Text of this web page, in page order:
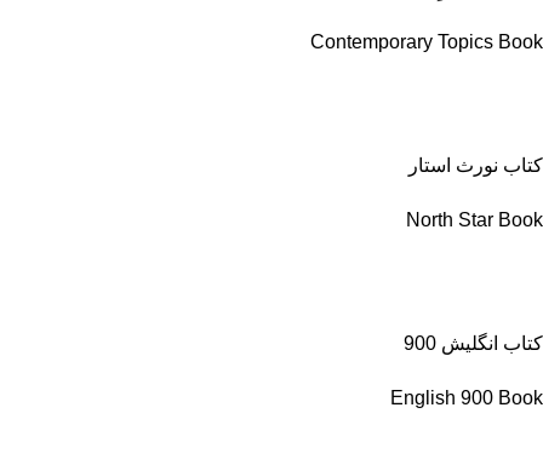
Contemporary Topics Book
کتاب نورث استار
North Star Book
کتاب انگلیش 900
English 900 Book